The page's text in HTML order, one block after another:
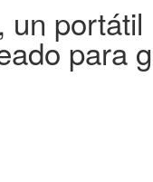
un portátil
para